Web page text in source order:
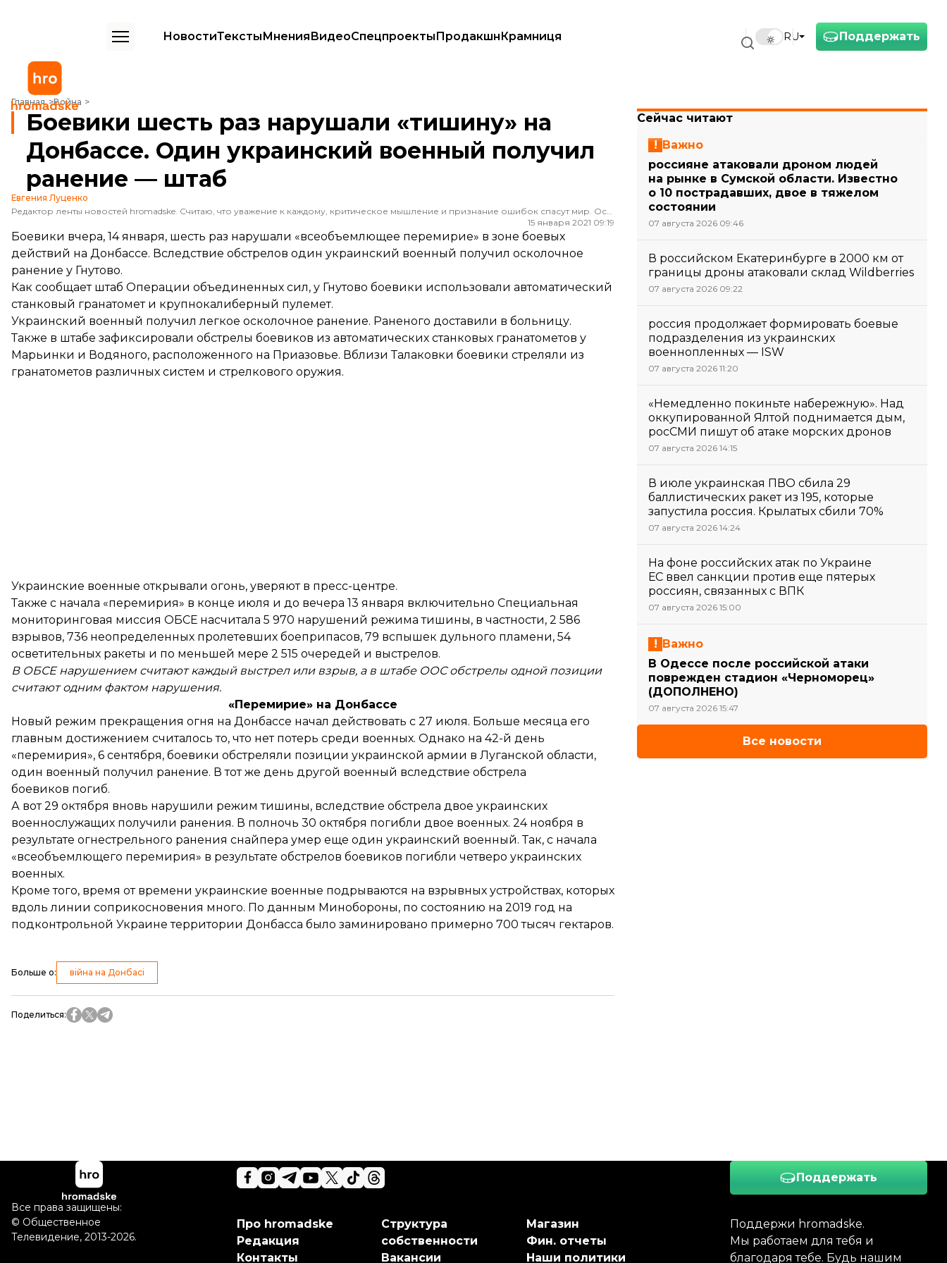
Поддержать
RU
НовостиТекстыМненияВидеоСпецпроектыПродакшнКрамниця
Главная Война
Боевики шесть раз нарушали «тишину» на Донбассе. Один украинский военный получил ранение — штаб
Боевики шесть раз нарушали «тишину» на
Донбассе. Один украинский военный получил
ранение — штаб
Евгения Луценко
Редактор ленты новостей hromadske. Считаю, что уважение к каждому, критическое мышление и признание ошибок спасут мир. Особенно люблю новости о науке и космос
15 января 2021 09:19
Боевики вчера, 14 января, шесть раз нарушали «всеобъемлющее перемирие» в зоне боевых
действий на Донбассе. Вследствие обстрелов один украинский военный получил осколочное
ранение у Гнутово.
Как сообщаетштаб Операции объединенных сил, у Гнутово боевики использовали автоматический
станковый гранатомет и крупнокалиберный пулемет.
Украинский военный получил легкое осколочное ранение. Раненого доставили в больницу.
Также в штабе зафиксировали обстрелы боевиков из автоматических станковых гранатометов у
Марьинки и Водяного, расположенного на Приазовье. Вблизи Талаковки боевики стреляли из
гранатометов различных систем и стрелкового оружия.
Украинские военные открывали огонь, уверяют в пресс-центре.
Также с начала «перемирия» в конце июля и до вечера 13 января включительно Специальная
мониторинговая миссия ОБСЕ насчитала 5 970 нарушений режима тишины, в частности, 2 586
взрывов, 736 неопределенных пролетевших боеприпасов, 79 вспышек дульного пламени, 54
осветительных ракеты и по меньшей мере 2 515 очередей и выстрелов.
В ОБСЕ нарушением считают каждый выстрел или взрыв, а в штабе ООС обстрелы одной позиции
считают одним фактом нарушения.
«Перемирие» на Донбассе
Новый режим прекращения огня на Донбассе начал действовать с 27 июля. Больше месяца его
главным достижением считалось то, что нет потерь среди военных. Однако на 42-й день
«перемирия», 6 сентября, боевики обстреляли позиции украинской армии в Луганской области,
один военный получил ранение. В тот же день другой военный вследствие обстрела
боевиков погиб.
А вот 29 октября вновь нарушили режим тишины, вследствие обстрела двое украинских
военнослужащих получили ранения. В полночь 30 октября погибли двое военных. 24 ноября в
результате огнестрельного ранения снайпера умер еще один украинский военный. Так, с начала
«всеобъемлющего перемирия» в результате обстрелов боевиков погибли четверо украинских
военных.
Кроме того, время от времени украинские военные подрываются на взрывных устройствах, которых
вдоль линии соприкосновения много. По данным Минобороны, по состоянию на 2019 год на
подконтрольной Украине территории Донбасса было заминировано примерно 700 тысяч гектаров.
Больше о: війна на Донбасі
Поделиться:
Сейчас читают
Важно
россияне атаковали дроном людей
на рынке в Сумской области. Известно
о 10 пострадавших, двое в тяжелом
состоянии
07 августа 2026 09:46
В российском Екатеринбурге в 2000 км от
границы дроны атаковали склад Wildberries
07 августа 2026 09:22
россия продолжает формировать боевые
подразделения из украинских
военнопленных — ISW
07 августа 2026 11:20
«Немедленно покиньте набережную». Над
оккупированной Ялтой поднимается дым,
росСМИ пишут об атаке морских дронов
07 августа 2026 14:15
В июле украинская ПВО сбила 29
баллистических ракет из 195, которые
запустила россия. Крылатых сбили 70%
07 августа 2026 14:24
На фоне российских атак по Украине
ЕС ввел санкции против еще пятерых
россиян, связанных с ВПК
07 августа 2026 15:00
Важно
В Одессе после российской атаки
поврежден стадион «Черноморец»
(ДОПОЛНЕНО)
07 августа 2026 15:47
Все новости
Поддержать
Поддержи hromadske.
Мы работаем для тебя и
благодаря тебе. Будь нашим
Про hromadske
Редакция
Контакты
Структура
собственности
Вакансии
Магазин
Фин. отчеты
Наши политики
Все права защищены:
© Общественное
Телевидение, 2013-2026.